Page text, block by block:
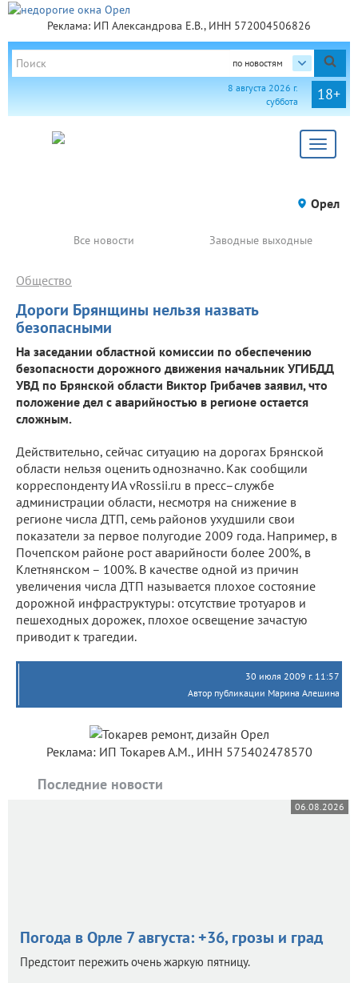
Реклама: ИП Александрова Е.В., ИНН 572004506826
по новостям
18+
8 августа 2026 г.
суббота
Toggle
Орел
Все новости Заводные выходные
Дороги Брянщины нельзя назвать
безопасными
Общество
На заседании областной комиссии по обеспечению
безопасности дорожного движения начальник УГИБДД
УВД по Брянской области Виктор Грибачев заявил, что
положение дел с аварийностью в регионе остается
сложным.
Действительно, сейчас ситуацию на дорогах Брянской
области нельзя оценить однозначно. Как сообщили
корреспонденту ИА vRossii.ru в пресс–службе
администрации области, несмотря на снижение в
регионе числа ДТП, семь районов ухудшили свои
показатели за первое полугодие 2009 года. Например, в
Почепском районе рост аварийности более 200%, в
Клетнянском – 100%. В качестве одной из причин
увеличения числа ДТП называется плохое состояние
дорожной инфраструктуры: отсутствие тротуаров и
пешеходных дорожек, плохое освещение зачастую
приводит к трагедии.
30 июля 2009 г. 11:57
Автор публикации Марина Алешина
Реклама: ИП Токарев А.М., ИНН 575402478570
Последние новости
06.08.2026
Погода в Орле 7 августа: +36, грозы и град
Предстоит пережить очень жаркую пятницу.